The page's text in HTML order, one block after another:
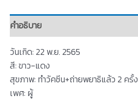
คำอธิบาย
วันเกิด: 22 พ.ย. 2565
สี: ขาว-แดง
สุขภาพ: ทำวัคซีน+ถ่ายพยาธิแล้ว 2 ครั้ง
เพศ: ผู้